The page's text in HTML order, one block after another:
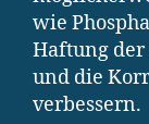
wie
Haftung
und die
verbessern.